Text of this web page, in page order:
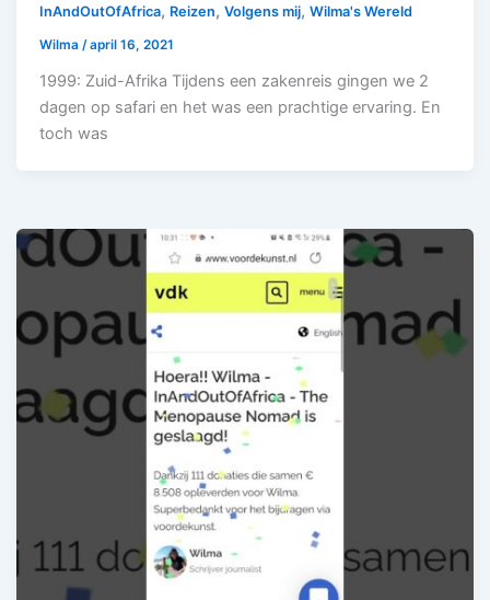
InAndOutOfAfrica, Reizen,Volgens mij,Wilma's Wereld
Wilma/april 16, 2021
1999: Zuid-Afrika Tijdens een zakenreis gingen we 2
dagen op safari en het was een prachtige ervaring. En
toch was